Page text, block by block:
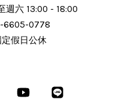
am
推薦朋友 老闆人很熱心
週六 13:00 - 18:00
6605-0778
假日公休
InstagramYouTube